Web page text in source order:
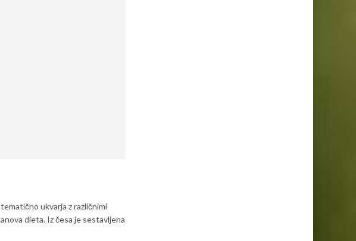
ukvarja z različnimi
dieta. Iz česa je sestavljena